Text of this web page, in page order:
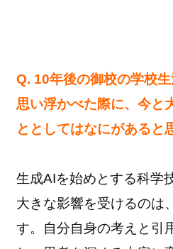
Q. 10年後の御校の学校
思い浮かべた際に、今と
ととしてはなにがあると
生成AIを始めとする科学
大きな影響を受けるのは
す。自分自身の考えと引